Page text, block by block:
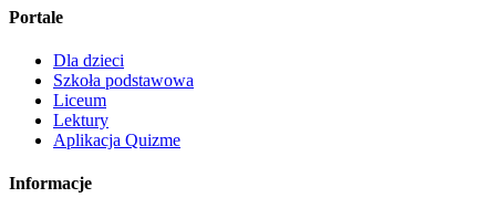
Portale
Dla dzieci
Szkoła podstawowa
Liceum
Lektury
Aplikacja Quizme
Informacje